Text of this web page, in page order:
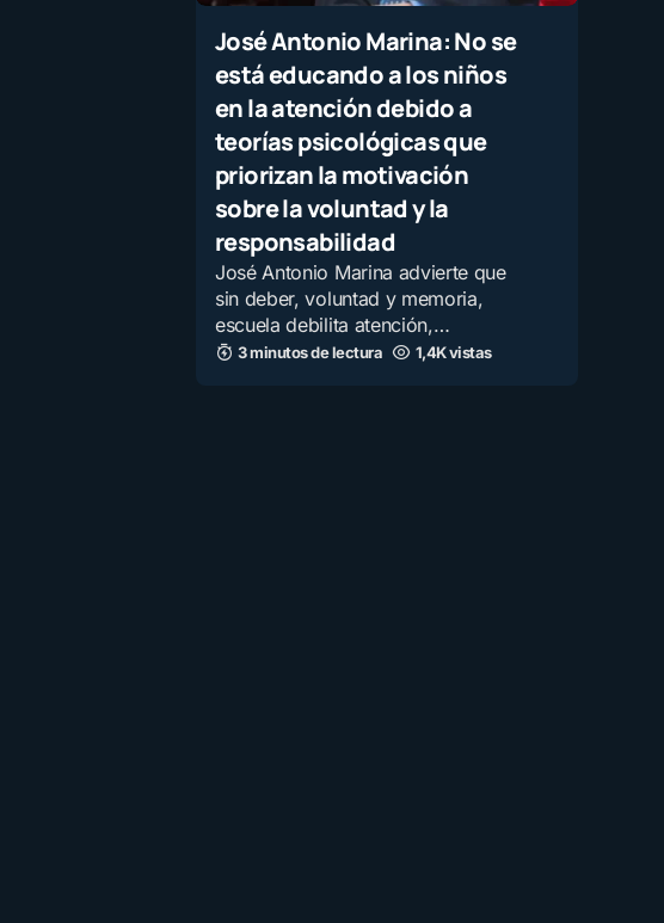
José Antonio Marina: No se
está educando a los niños
en la atención debido a
teorías psicológicas que
priorizan la motivación
sobre la voluntad y la
responsabilidad
José Antonio Marina advierte que
sin deber, voluntad y memoria,
escuela debilita atención,…
3 minutos de lectura 1,4K vistas